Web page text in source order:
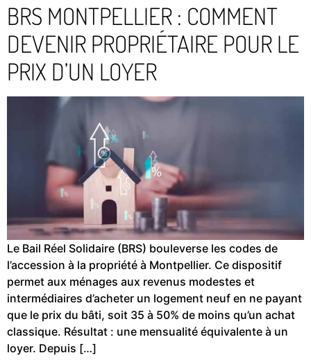
BRS MONTPELLIER : COMMENT
DEVENIR PROPRIÉTAIRE POUR LE
PRIX D’UN LOYER
Le Bail Réel Solidaire (BRS) bouleverse les codes de
l’accession à la propriété à Montpellier. Ce dispositif
permet aux ménages aux revenus modestes et
intermédiaires d’acheter un logement neuf en ne payant
que le prix du bâti, soit 35 à 50% de moins qu’un achat
classique. Résultat : une mensualité équivalente à un
loyer. Depuis […]